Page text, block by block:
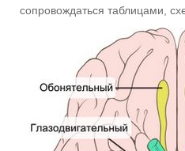
сопровождаться таблицами,